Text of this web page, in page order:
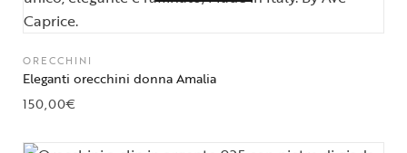
ORECCHINI
Eleganti orecchini donna Amalia
150,00€